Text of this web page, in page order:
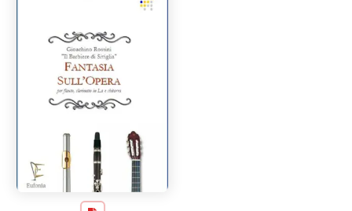
QR base
QR esecuzione
Trascrizioni e Arrangiamenti